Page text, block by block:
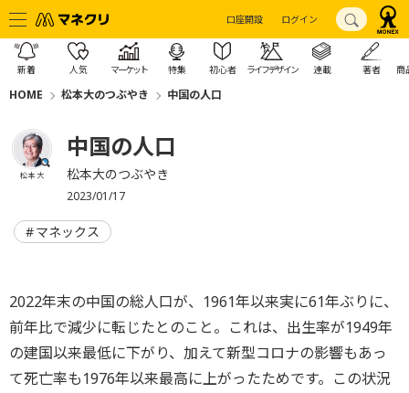
口座開設 ログイン
新着 人気 マーケット 特集 初心者 ライフデザイン 連載 著者 商
HOME 松本大のつぶやき 中国の人口
松本 大
中国の人口
松本大のつぶやき
2023/01/17
マネックス
2022年末の中国の総人口が、1961年以来実に61年ぶりに、
前年比で減少に転じたとのこと。これは、出生率が1949年
の建国以来最低に下がり、加えて新型コロナの影響もあっ
て死亡率も1976年以来最高に上がったためです。この状況